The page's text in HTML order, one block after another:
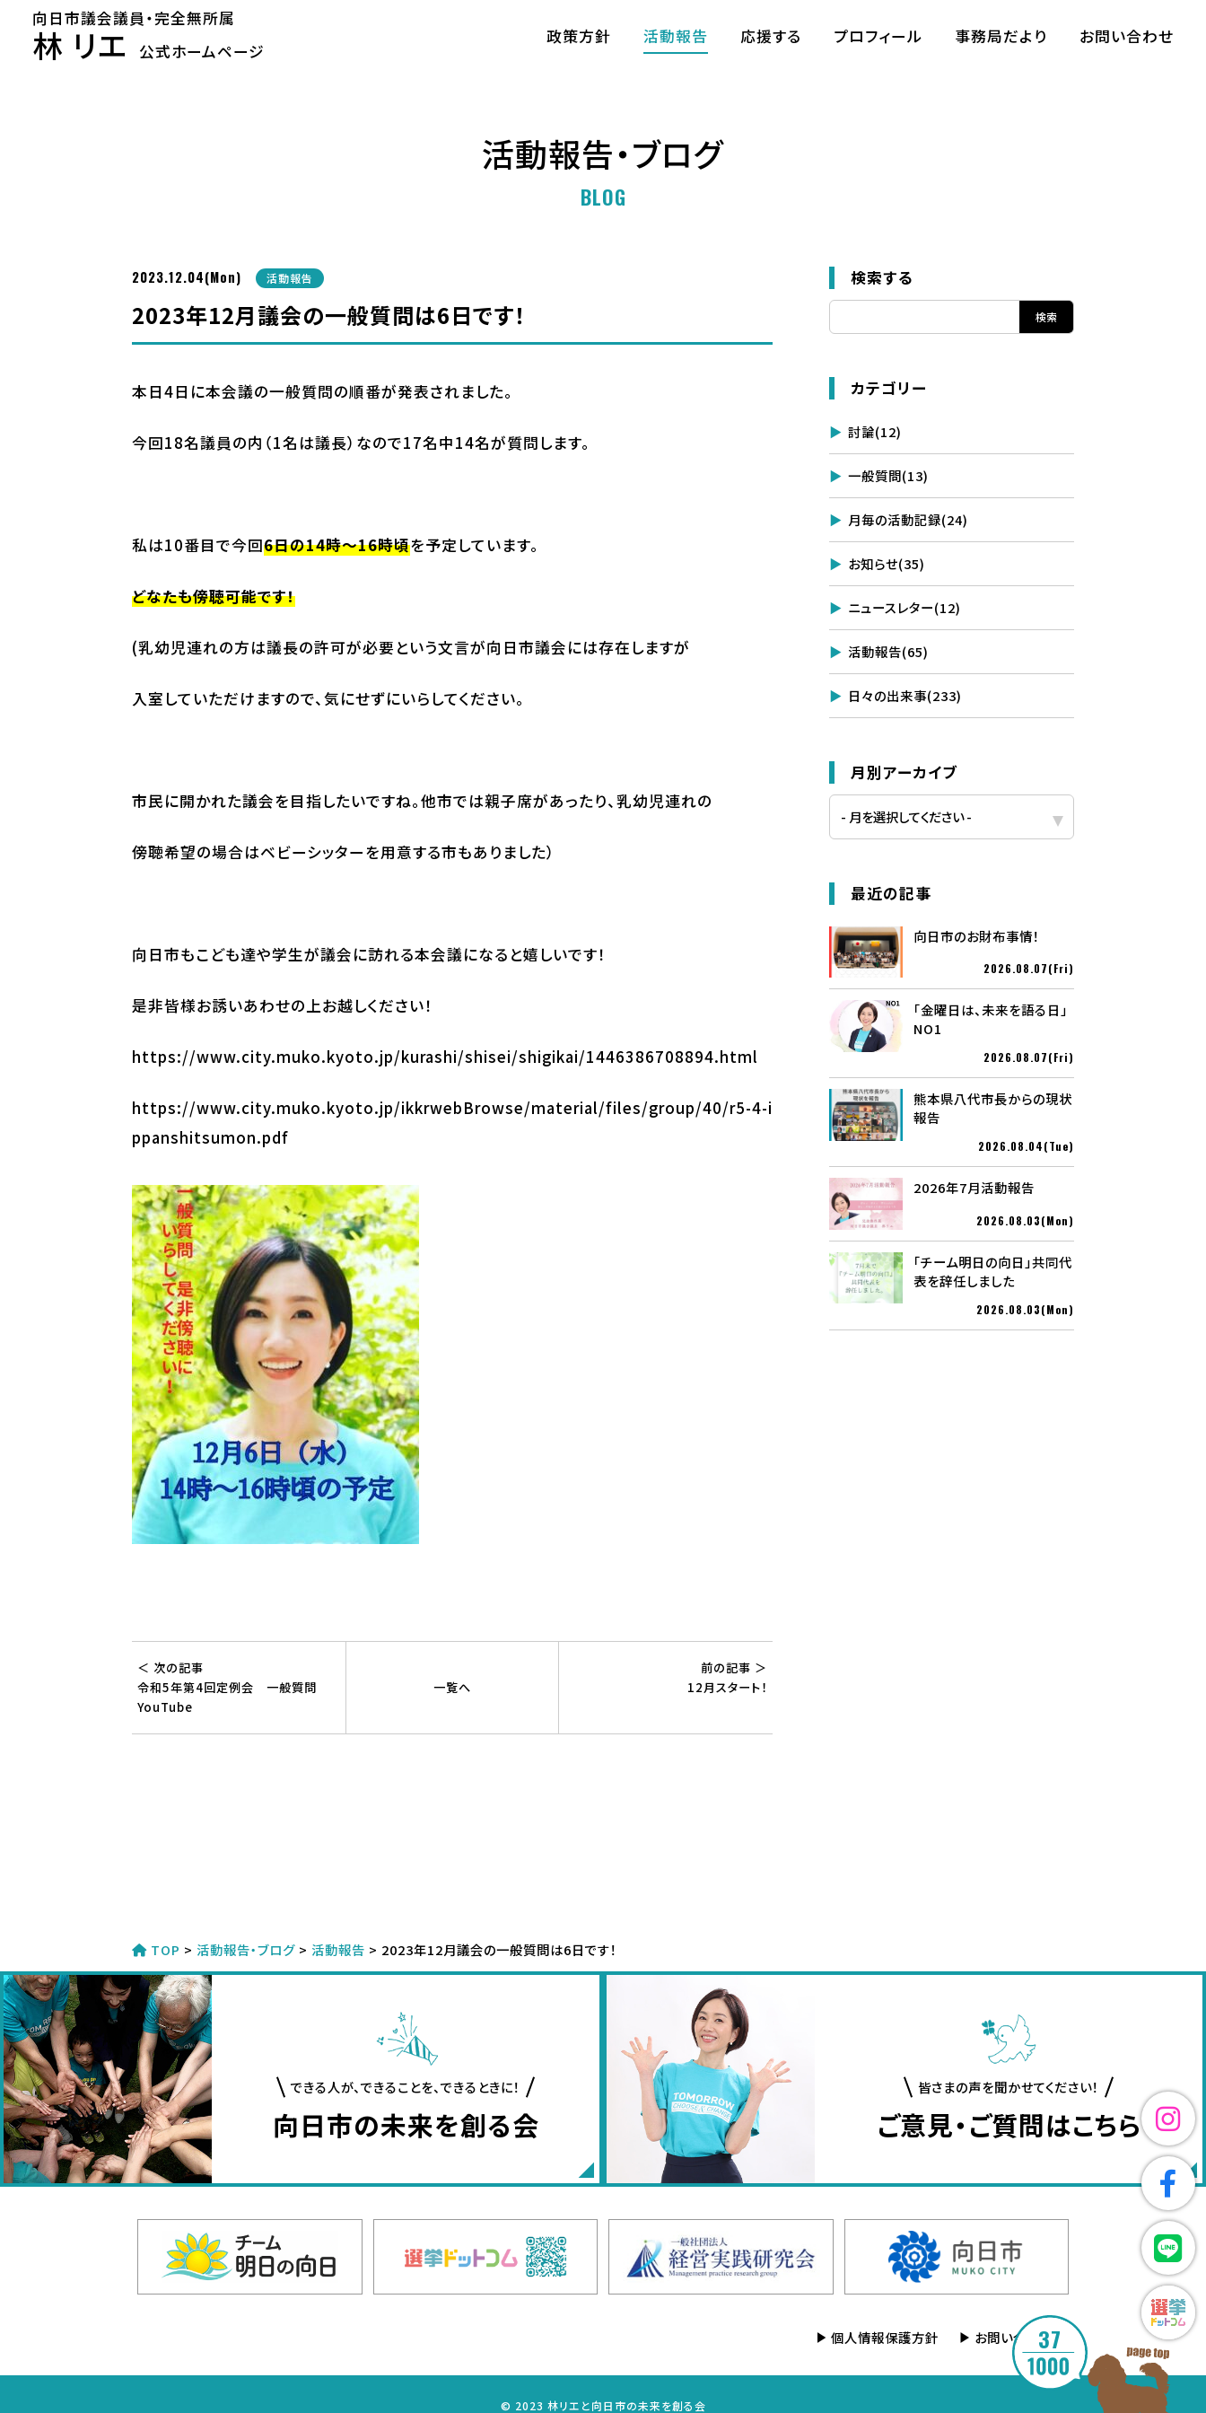
向日市議会議員・完全無所属
林 リエ 公式ホームページ
政策方針 活動報告 応援する プロフィール 事務局だより お問い合わせ
活動報告・ブログ
BLOG
2023.12.04(Mon) 活動報告
2023年12月議会の一般質問は6日です！
本日4日に本会議の一般質問の順番が発表されました。
今回18名議員の内（1名は議長）なので17名中14名が質問します。
私は10番目で今回6日の14時～16時頃を予定しています。
どなたも傍聴可能です！
(乳幼児連れの方は議長の許可が必要という文言が向日市議会には存在しますが
入室していただけますので、気にせずにいらしてください。
市民に開かれた議会を目指したいですね。他市では親子席があったり、乳幼児連れの
傍聴希望の場合はベビーシッターを用意する市もありました）
向日市もこども達や学生が議会に訪れる本会議になると嬉しいです！
是非皆様お誘いあわせの上お越しください！
https://www.city.muko.kyoto.jp/kurashi/shisei/shigikai/1446386708894.html
https://www.city.muko.kyoto.jp/ikkrwebBrowse/material/files/group/40/r5-4-i
ppanshitsumon.pdf
＜ 次の記事
令和5年第4回定例会 一般質問
YouTube
一覧へ
前の記事 ＞
12月スタート！
検索する
カテゴリー
討論(12)
一般質問(13)
月毎の活動記録(24)
お知らせ(35)
ニュースレター(12)
活動報告(65)
日々の出来事(233)
月別アーカイブ
最近の記事
向日市のお財布事情！
2026.08.07(Fri)
「金曜日は、未来を語る日」
NO1
2026.08.07(Fri)
熊本県八代市長からの現状
報告
2026.08.04(Tue)
2026年7月活動報告
2026.08.03(Mon)
「チーム明日の向日」共同代
表を辞任しました
2026.08.03(Mon)
TOP > 活動報告・ブログ > 活動報告 > 2023年12月議会の一般質問は6日です！
できる人が、できることを、できるときに！
向日市の未来を創る会
皆さまの声を聞かせてください！
ご意見・ご質問はこちら
個人情報保護方針 お問い合わせ
© 2023 林リエと向日市の未来を創る会
37